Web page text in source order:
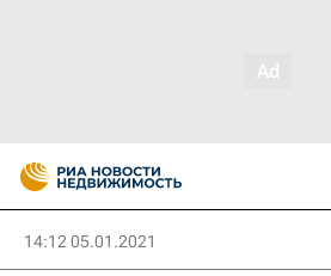
14:12 05.01.2021